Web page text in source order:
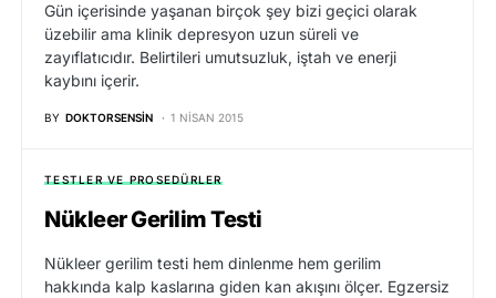
Gün içerisinde yaşanan birçok şey bizi geçici olarak
üzebilir ama klinik depresyon uzun süreli ve
zayıflatıcıdır. Belirtileri umutsuzluk, iştah ve enerji
kaybını içerir.
BY DOKTORSENSIN 1 NISAN 2015
TESTLER VE PROSEDÜRLER
Nükleer Gerilim Testi
Nükleer gerilim testi hem dinlenme hem gerilim
hakkında kalp kaslarına giden kan akışını ölçer. Egzersiz